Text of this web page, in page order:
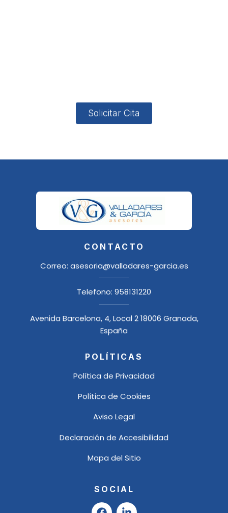
Solicitar Cita
CONTACTO
Correo: asesoria@valladares-garcia.es
Telefono: 958131220
Avenida Barcelona, 4, Local 2 18006 Granada,
España
POLÍTICAS
Política de Privacidad
Política de Cookies
Aviso Legal
Declaración de Accesibilidad
Mapa del Sitio
SOCIAL
F
L